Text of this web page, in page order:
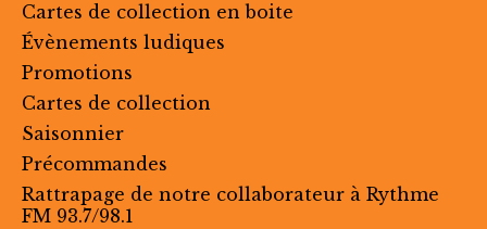
Cartes de collection en boite
Évènements ludiques
Promotions
Cartes de collection
Saisonnier
Précommandes
Rattrapage de notre collaborateur à Rythme
FM 93.7/98.1